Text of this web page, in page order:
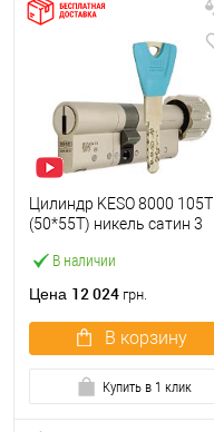
В наличии
Цилиндр KESO 8000 105T
(50*55T) никель сатин 3
Цена 12 024 грн.
В корзину
Купить в 1 клик